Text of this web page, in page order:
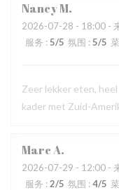
NancyM
2026-07-28 - 18:00 -
服务 : 5/5 氛围 : 5/5
Zeer lekker eten,
kader met Zuid-
MarcA
2026-07-29 - 12:00 -
服务 : 2/5 氛围 : 4/5